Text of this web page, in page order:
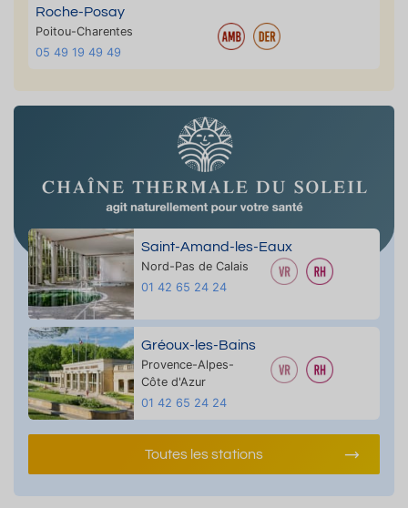
Roche-Posay
Poitou-Charentes
05 49 19 49 49
Saint-Amand-les-Eaux
Nord-Pas de Calais
01 42 65 24 24
Gréoux-les-Bains
Provence-Alpes-
Côte d'Azur
01 42 65 24 24
Toutes les stations